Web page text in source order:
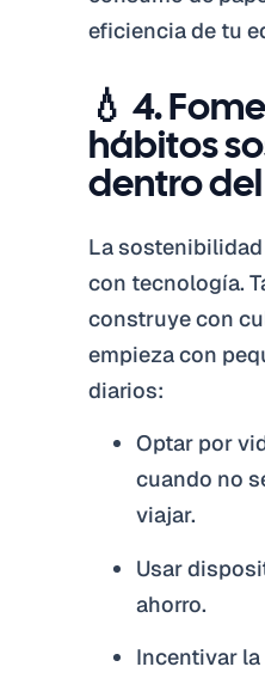
eficiencia de tu
💧 4.
hábitos
dentro
La
con tecnología.
construye con
empieza con
diarios:
Optar por
cuando no
viajar.
Usar
ahorro.
Incentivar